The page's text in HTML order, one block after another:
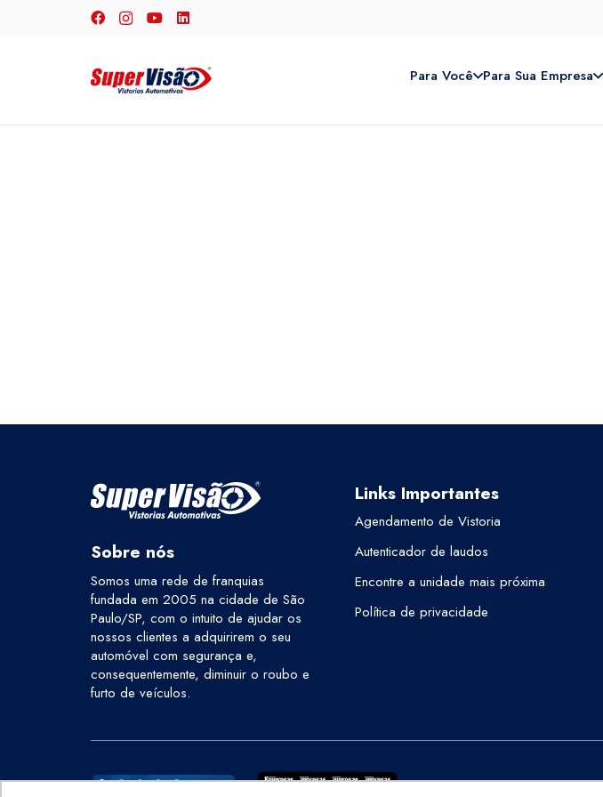
Para Você Para Sua Empresa
Sobre nós
Somos uma rede de franquias
fundada em 2005 na cidade de São
Paulo/SP, com o intuito de ajudar os
nossos clientes a adquirirem o seu
automóvel com segurança e,
consequentemente, diminuir o roubo e
furto de veículos.
Links Importantes
Agendamento de Vistoria
Autenticador de laudos
Encontre a unidade mais próxima
Política de privacidade